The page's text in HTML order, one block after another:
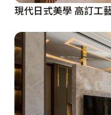
現代日式美學 高訂工